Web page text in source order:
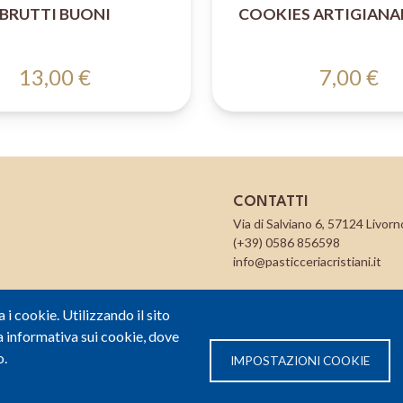
i cookie. Utilizzando il sito
informativa sui cookie, dove
IMPOSTAZIONI COOKIE
BRUTTI BUONI
13,00 €
COOKIES
7,00 €
CONTATTI
Via di Salviano 6, 57124
(+39) 0586 856598
info@pasticceriacristiani.it